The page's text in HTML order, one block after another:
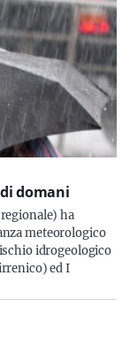
domani
ha
meteorologico
idrogeologico
ed I